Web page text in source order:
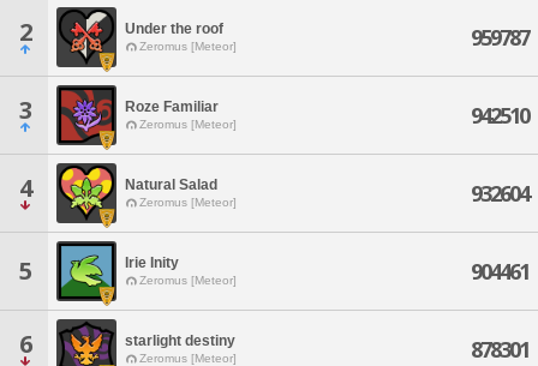
2 Under the roof
Zeromus [Meteor] 959787
3 Roze Familiar
Zeromus [Meteor] 942510
4 Natural Salad
Zeromus [Meteor] 932604
5 Irie Inity
Zeromus [Meteor] 904461
6 starlight destiny
Zeromus [Meteor] 878301